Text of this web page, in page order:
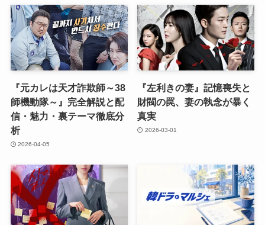
『元カレは天才詐欺師～38
師機動隊～』完全解説と配
信・魅力・裏テーマ徹底分
析
2026-04-05
『左利きの妻』記憶喪失と
財閥の罠、妻の執念が暴く
真実
2026-03-01